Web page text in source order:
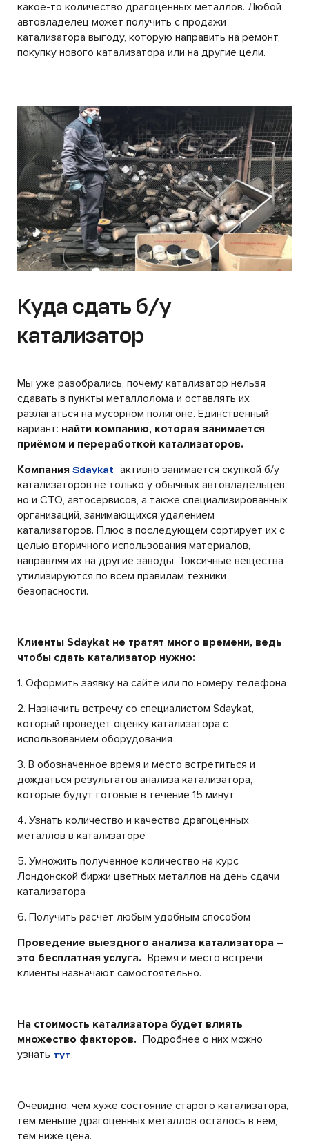
какое-то количество драгоценных металлов. Любой
автовладелец может получить с продажи
катализатора выгоду, которую направить на ремонт,
покупку нового катализатора или на другие цели.
Куда сдать б/у
катализатор
Мы уже разобрались, почему катализатор нельзя
сдавать в пункты металлолома и оставлять их
разлагаться на мусорном полигоне. Единственный
вариант: найти компанию, которая занимается
приёмом и переработкой катализаторов.
Компания Sdaykat активно занимается скупкой б/у
катализаторов не только у обычных автовладельцев,
но и СТО, автосервисов, а также специализированных
организаций, занимающихся удалением
катализаторов. Плюс в последующем сортирует их с
целью вторичного использования материалов,
направляя их на другие заводы. Токсичные вещества
утилизируются по всем правилам техники
безопасности.
Клиенты Sdaykat не тратят много времени, ведь
чтобы сдать катализатор нужно:
1. Оформить заявку на сайте или по номеру телефона
2. Назначить встречу со специалистом Sdaykat,
который проведет оценку катализатора с
использованием оборудования
3. В обозначенное время и место встретиться и
дождаться результатов анализа катализатора,
которые будут готовые в течение 15 минут
4. Узнать количество и качество драгоценных
металлов в катализаторе
5. Умножить полученное количество на курс
Лондонской биржи цветных металлов на день сдачи
катализатора
6. Получить расчет любым удобным способом
Проведение выездного анализа катализатора –
это бесплатная услуга. Время и место встречи
клиенты назначают самостоятельно.
На стоимость катализатора будет влиять
множество факторов. Подробнее о них можно
узнать тут.
Очевидно, чем хуже состояние старого катализатора,
тем меньше драгоценных металлов осталось в нем,
тем ниже цена.